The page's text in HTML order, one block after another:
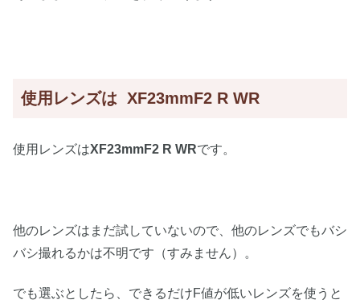
使用レンズは XF23mmF2 R WR
使用レンズはXF23mmF2 R WRです。
他のレンズはまだ試していないので、他のレンズでもバシ
バシ撮れるかは不明です（すみません）。
でも選ぶとしたら、できるだけF値が低いレンズを使うと